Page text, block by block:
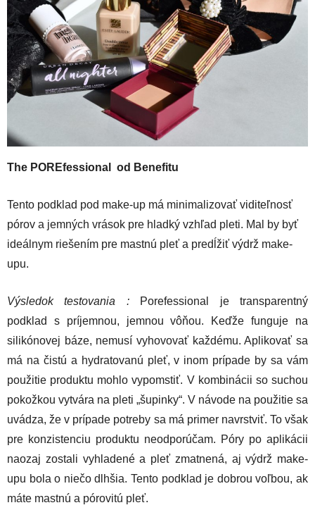
The POREfessional od Benefitu
Tento podklad pod make-up má minimalizovať viditeľnosť
pórov a jemných vrások pre hladký vzhľad pleti. Mal by byť
ideálnym riešením pre mastnú pleť a predĺžiť výdrž make-
upu.
Výsledok testovania :Porefessional je transparentný
podklad s príjemnou, jemnou vôňou. Keďže funguje na
silikónovej báze, nemusí vyhovovať každému. Aplikovať sa
má na čistú a hydratovanú pleť, v inom prípade by sa vám
použitie produktu mohlo vypomstiť. V kombinácii so suchou
pokožkou vytvára na pleti „šupinky“. V návode na použitie sa
uvádza, že v prípade potreby sa má primer navrstviť. To však
pre konzistenciu produktu neodporúčam. Póry po aplikácii
naozaj zostali vyhladené a pleť zmatnená, aj výdrž make-
upu bola o niečo dlhšia. Tento podklad je dobrou voľbou, ak
máte mastnú a pórovitú pleť.